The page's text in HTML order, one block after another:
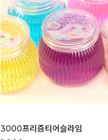
3000프리즘티어슬라임